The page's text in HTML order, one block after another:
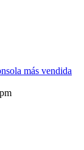
más vendida